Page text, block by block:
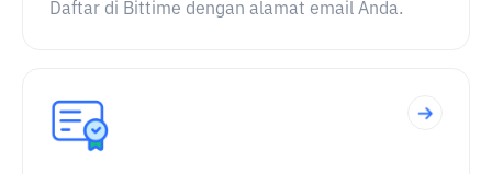
Daftar di Bittime dengan alamat email Anda.